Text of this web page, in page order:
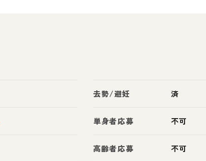
去勢/避妊 済
単身者応募 不可
高齢者応募 不可